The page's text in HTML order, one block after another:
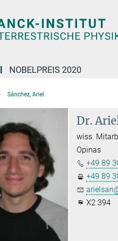
NOBELPREIS 2020
Sánchez, Ariel
Dr.
wiss.
Opinas
+49 89
+49 89
X2 394